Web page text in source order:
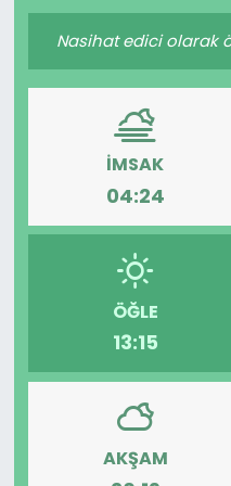
Nasihat edici olarak
İMSAK
04:24
ÖĞLE
13:15
AKŞAM
Gündem
KKTC
KKTC YEREL
Kültür Sanat
Magazin
Moda
Nöbetçi
Otomobil Dünyası